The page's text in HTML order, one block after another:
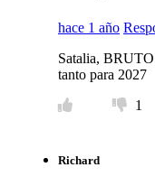
hace 1 año
Satalia,
tanto para 2027
1
Richard